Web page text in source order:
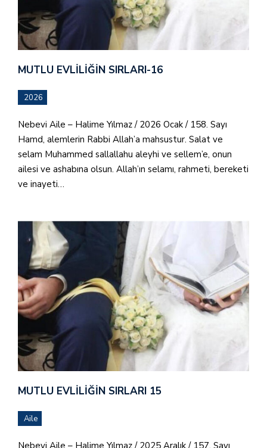
MUTLU EVLILIĞIN SIRLARI-16
2026
Nebevi Aile – Halime Yılmaz / 2026 Ocak / 158. Sayı
Hamd, alemlerin Rabbi Allah’a mahsustur. Salat ve
selam Muhammed sallallahu aleyhi ve sellem’e, onun
ailesi ve ashabına olsun. Allah’ın selamı, rahmeti, bereketi
ve inayeti…
MUTLU EVLILIĞIN SIRLARI 15
Aile